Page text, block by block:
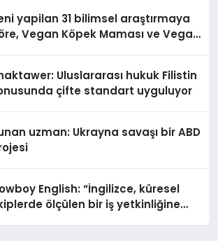
yapilan 31 bilimsel araştırmaya
Vegan Köpek Maması ve Vegan
Uluslararası hukuk Filistin
çifte standart uyguluyor
uzman: Ukrayna savaşı bir ABD
English: “İngilizce, küresel
ölçülen bir iş yetkinliğine